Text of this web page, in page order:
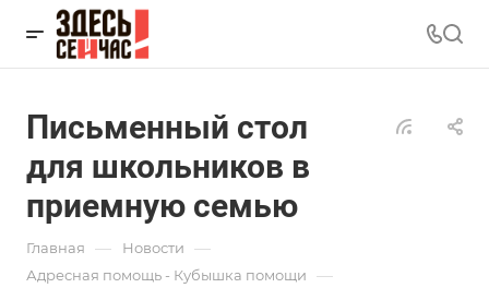
Письменный стол
для школьников в
приемную семью
Главная — Новости —
Адресная помощь - Кубышка помощи —